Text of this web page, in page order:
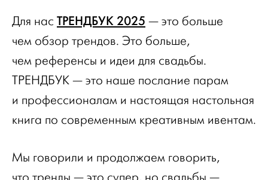
Для нас ТРЕНДБУК 2025 — это больше
чем обзор трендов. Это больше,
чем референсы и идеи для свадьбы.
ТРЕНДБУК — это наше послание парам
и профессионалам и настоящая настольная
книга по современным креативным ивентам.
Мы говорили и продолжаем говорить,
что тренды — это супер, но свадьбы —